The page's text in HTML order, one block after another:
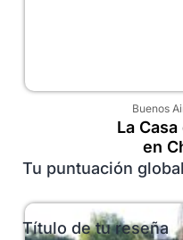
Buenos
La
en
Tu puntuación global
Título de tu reseña